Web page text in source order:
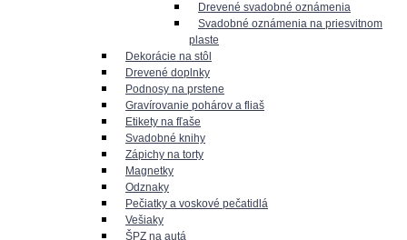
Drevené svadobné oznámenia
Svadobné oznámenia na priesvitnom
plaste
Dekorácie na stôl
Drevené doplnky
Podnosy na prstene
Gravírovanie pohárov a fliaš
Etikety na fľaše
Svadobné knihy
Zápichy na torty
Magnetky
Odznaky
Pečiatky a voskové pečatidlá
Vešiaky
ŠPZ na autá